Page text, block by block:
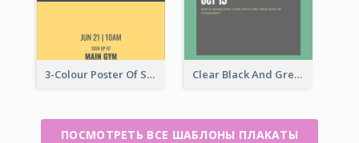
3-Colour Poster Of Springfield Science Club Clear Black And Green Event Poster
ПОСМОТРЕТЬ ВСЕ ШАБЛОНЫ ПЛАКАТЫ